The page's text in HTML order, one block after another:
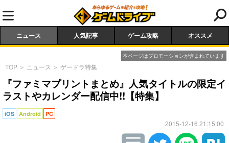
ニュース 人気記事 ゲーム攻略 オススメ
本ページはプロモーションが含まれています
TOP ＞ ニュース ＞ ゲードラ特集
『ファミマプリントまとめ』人気タイトルの限定イ
ラストやカレンダー配信中!!【特集】
iOS Android PC
2015-12-16 21:15:00